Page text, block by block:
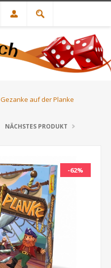
Gezanke auf der Planke
NÄCHSTES PRODUKT
-62%